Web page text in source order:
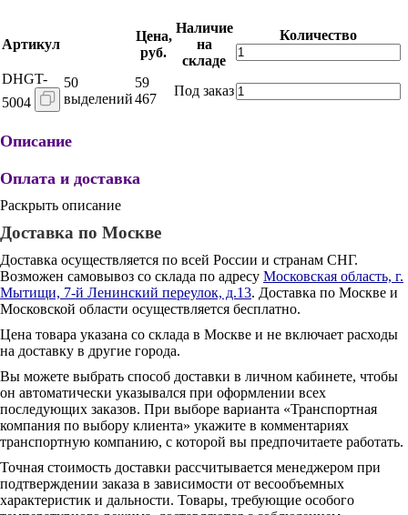
Артикул
Цена,
руб.
Наличие
на
складе
Количество
DHGT-
5004
50
выделений
59
467
Под заказ
Описание
Оплата и доставка
Раскрыть описание
Доставка по Москве
Доставка осуществляется по всей России и странам СНГ.
Возможен самовывоз со склада по адресу Московская область, г.
Мытищи, 7-й Ленинский переулок, д.13. Доставка по Москве и
Московской области осуществляется бесплатно.
Цена товара указана со склада в Москве и не включает расходы
на доставку в другие города.
Вы можете выбрать способ доставки в личном кабинете, чтобы
он автоматически указывался при оформлении всех
последующих заказов. При выборе варианта «Транспортная
компания по выбору клиента» укажите в комментариях
транспортную компанию, с которой вы предпочитаете работать.
Точная стоимость доставки рассчитывается менеджером при
подтверждении заказа в зависимости от весообъемных
характеристик и дальности. Товары, требующие особого